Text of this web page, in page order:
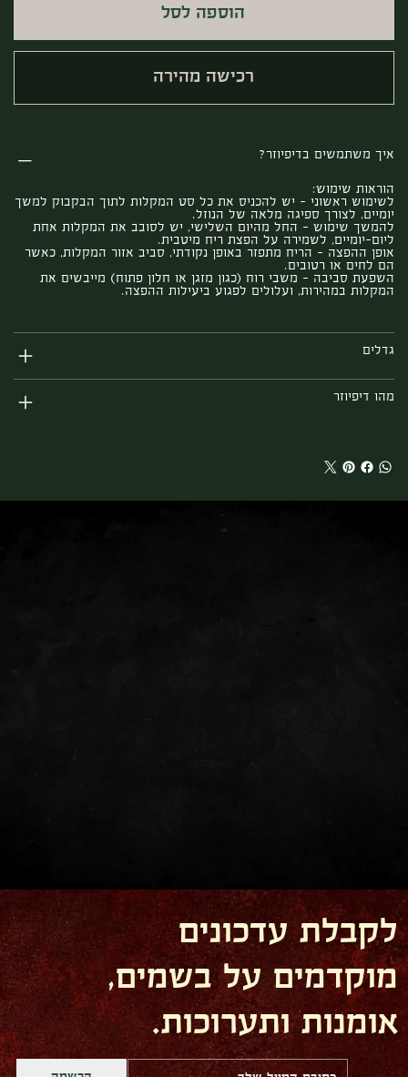
הוספה לסל
רכישה מהירה
איך משתמשים בדיפיוזר?
הוראות שימוש:
לשימוש ראשוני – יש להכניס את כל סט המקלות לתוך הבקבוק למשך
יומיים, לצורך ספיגה מלאה של הנוזל.
להמשך שימוש – החל מהיום השלישי, יש לסובב את המקלות אחת
ליום-יומיים, לשמירה על הפצת ריח מיטבית.
אופן ההפצה – הריח מתפזר באופן נקודתי, סביב אזור המקלות, כאשר
הם לחים או רטובים.
השפעת סביבה – משבי רוח (כגון מזגן או חלון פתוח) מייבשים את
המקלות במהירות, ועלולים לפגוע ביעילות ההפצה.
גדלים
מהו דיפיוזר
לקבלת עדכונים
מוקדמים על בשמים,
אומנות ותערוכות.